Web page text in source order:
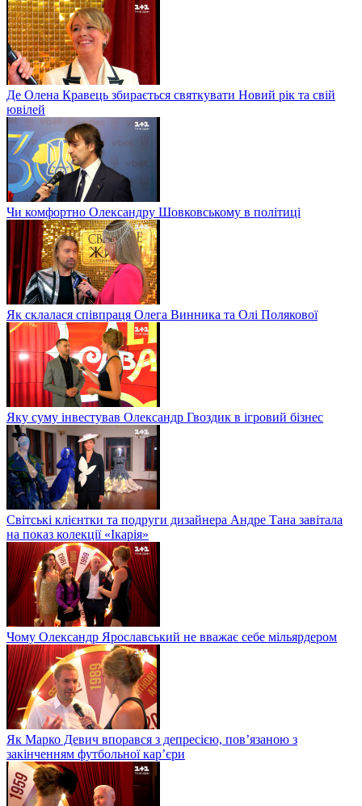
Де Олена Кравець збирається святкувати Новий рік та свій
ювілей
Чи комфортно Олександру Шовковському в політиці
Як склалася співпраця Олега Винника та Олі Полякової
Яку суму інвестував Олександр Гвоздик в ігровий бізнес
Світські клієнтки та подруги дизайнера Андре Тана завітала
на показ колекції «Ікарія»
Чому Олександр Ярославський не вважає себе мільярдером
Як Марко Девич впорався з депресією, пов’язаною з
закінченням футбольної кар’єри